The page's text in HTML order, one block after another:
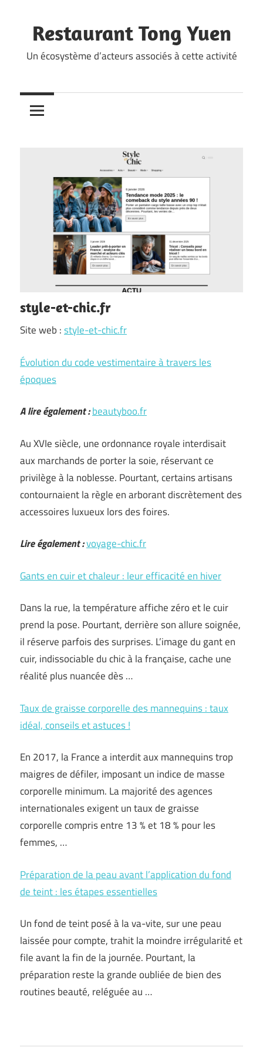
content
Restaurant Tong Yuen
Un écosystème d’acteurs associés à cette activité
style-et-chic.fr
Site web :style-et-chic.fr
Évolution du code vestimentaire à travers les
époques
A lire également :beautyboo.fr
Au XVIe siècle, une ordonnance royale interdisait
aux marchands de porter la soie, réservant ce
privilège à la noblesse. Pourtant, certains artisans
contournaient la règle en arborant discrètement des
accessoires luxueux lors des foires.
Lire également :voyage-chic.fr
Gants en cuir et chaleur : leur efficacité en hiver
Dans la rue, la température affiche zéro et le cuir
prend la pose. Pourtant, derrière son allure soignée,
il réserve parfois des surprises. L’image du gant en
cuir, indissociable du chic à la française, cache une
réalité plus nuancée dès …
Taux de graisse corporelle des mannequins : taux
idéal, conseils et astuces !
En 2017, la France a interdit aux mannequins trop
maigres de défiler, imposant un indice de masse
corporelle minimum. La majorité des agences
internationales exigent un taux de graisse
corporelle compris entre 13 % et 18 % pour les
femmes, …
Préparation de la peau avant l’application du fond
de teint : les étapes essentielles
Un fond de teint posé à la va-vite, sur une peau
laissée pour compte, trahit la moindre irrégularité et
file avant la fin de la journée. Pourtant, la
préparation reste la grande oubliée de bien des
routines beauté, reléguée au …